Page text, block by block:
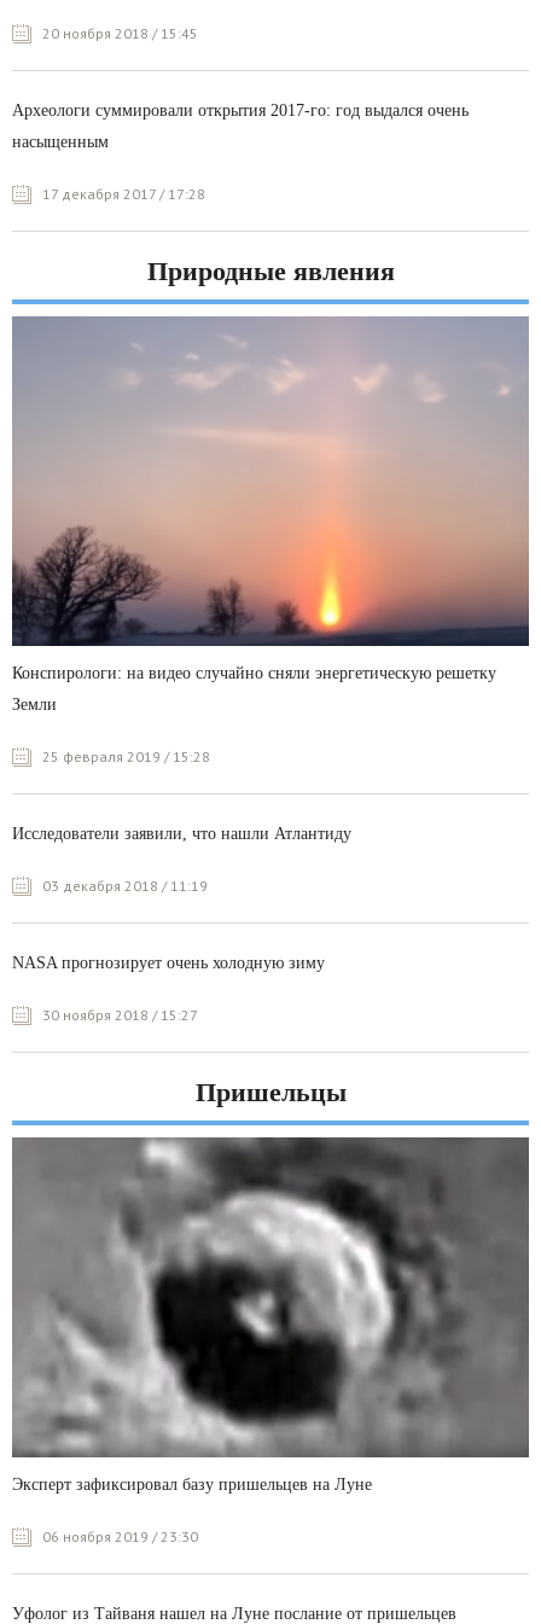
20 ноября 2018 / 15:45
Археологи суммировали открытия 2017-го: год выдался очень
насыщенным
17 декабря 2017 / 17:28
Природные явления
Конспирологи: на видео случайно сняли энергетическую решетку
Земли
25 февраля 2019 / 15:28
Исследователи заявили, что нашли Атлантиду
03 декабря 2018 / 11:19
NASA прогнозирует очень холодную зиму
30 ноября 2018 / 15:27
Пришельцы
Эксперт зафиксировал базу пришельцев на Луне
06 ноября 2019 / 23:30
Уфолог из Тайваня нашел на Луне послание от пришельцев